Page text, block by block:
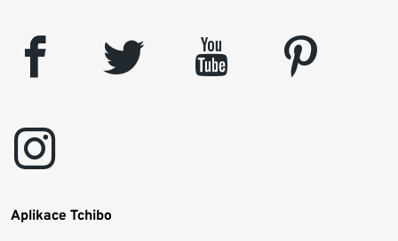
facebook twitter youtube
pinterest
instagram
Aplikace Tchibo